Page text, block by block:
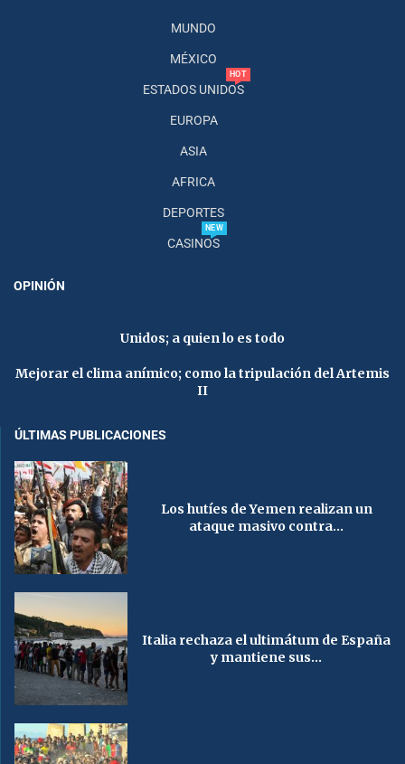
MUNDO
MÉXICO
ESTADOS UNIDOS
HOT
EUROPA
ASIA
AFRICA
DEPORTES
CASINOS
NEW
OPINIÓN
Unidos; a quien lo es todo
Mejorar el clima anímico; como la tripulación del Artemis
II
ÚLTIMAS PUBLICACIONES
Los hutíes de Yemen realizan un
ataque masivo contra...
Italia rechaza el ultimátum de España
y mantiene sus...